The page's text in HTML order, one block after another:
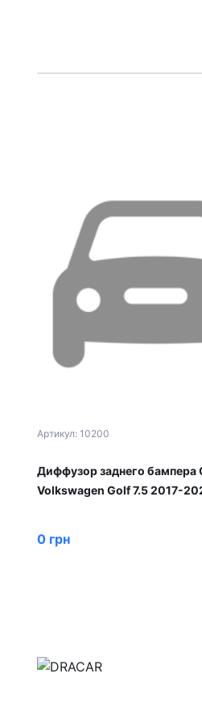
Артикул: 10200
Диффузор заднего бампера
Volkswagen Golf 7.5 2017-
0 грн